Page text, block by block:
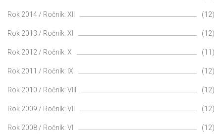
Rok 2014 / Ročník: XII (12)
Rok 2013 / Ročník: XI (12)
Rok 2012 / Ročník: X (11)
Rok 2011 / Ročník: IX (12)
Rok 2010 / Ročník: VIII (12)
Rok 2009 / Ročník: VII (12)
Rok 2008 / Ročník: VI (12)